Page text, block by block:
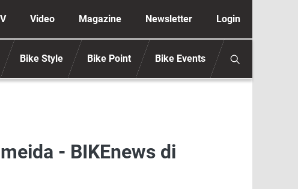
secondaria anonimo
Video Magazine Newsletter Login
Bike Style Bike Point Bike Events
- BIKEnews di